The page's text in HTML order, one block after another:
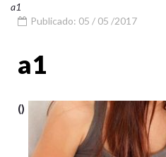
a1
Publicado: 05 / 05 /2017
a1
()